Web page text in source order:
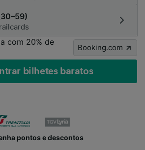
com 20% de
Booking.com
bilhetes baratos
pontos e descontos